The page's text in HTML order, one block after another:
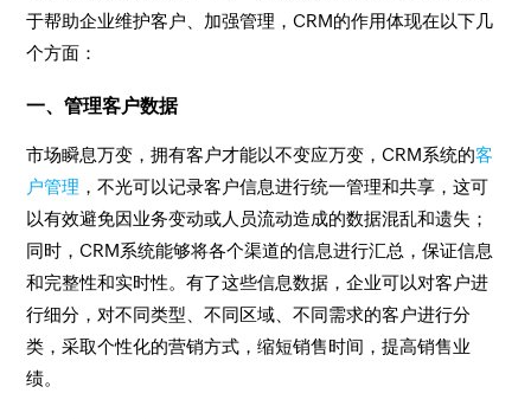
于帮助企业维护客户、加强管理，CRM的作用体现在以下几
个方面：
一、管理客户数据
市场瞬息万变，拥有客户才能以不变应万变，CRM系统的客
户管理 ，不光可以记录客户信息进行统一管理和共享，这可
以有效避免因业务变动或人员流动造成的数据混乱和遗失；
同时，CRM系统能够将各个渠道的信息进行汇总，保证信息
和完整性和实时性。有了这些信息数据，企业可以对客户进
行细分，对不同类型、不同区域、不同需求的客户进行分
类，采取个性化的营销方式，缩短销售时间，提高销售业
绩。